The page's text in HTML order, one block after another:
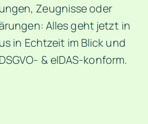
Zeugnisse oder
Alles geht jetzt in
in Echtzeit im Blick und
& eIDAS-konform.